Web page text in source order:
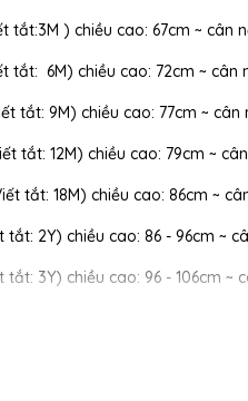
tắt:3M ) chiều cao: 67cm ~ cân
tắt: 6M) chiều cao: 72cm ~ cân
tắt: 9M) chiều cao: 77cm ~ cân
tắt: 12M) chiều cao: 79cm ~
tắt: 18M) chiều cao: 86cm ~
tắt: 2Y) chiều cao: 86 - 96cm ~
tắt: 3Y) chiều cao: 96 - 106cm ~